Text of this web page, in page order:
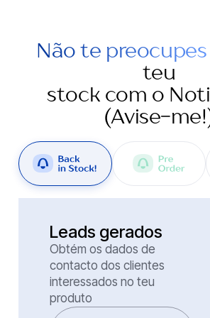
Não te preocupes
teu
stock com o
(Avise-
Acompanha os
pedidos
Descobre que artigos do
stock são populares e
toma decisões de